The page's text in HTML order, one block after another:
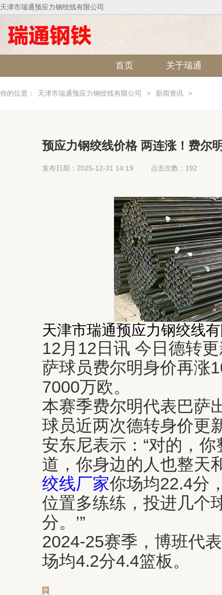
天津市瑞通预应力钢绞线有限公司
首页 关于瑞通
你的位置： 天津市瑞通预应力钢绞线有限公司 > 新闻资讯 >
预应力钢绞线价格 两连涨！费尔
发布日期：2025-12-31 14:19 点击次数：192
天津市瑞通预应力钢绞线
12月12日讯 今日德转
萨球员费尔明身价再涨
7000万欧。
本赛季费尔明代表巴萨
球员近两次德转身价更
安东尼表示：“对的，
道，你身边的人也整天
绞线厂家你场均22.4分
位置多练练，投进几个
分。’”
2024-25赛季，博班代
场均4.2分4.4篮板。